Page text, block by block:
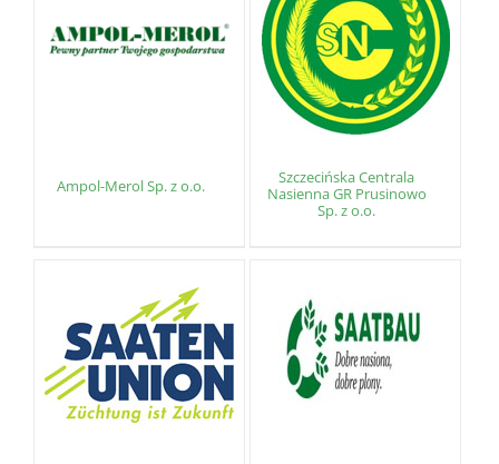
Ampol-Merol Sp. z o.o.
Szczecińska Centrala
Nasienna GR Prusinowo
Sp. z o.o.